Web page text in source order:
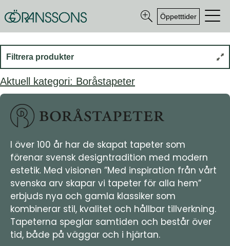
Öppetttider
Filtrera produkter
Aktuell kategori: Boråstapeter
I över 100 år har de skapat tapeter som
förenar svensk designtradition med modern
estetik. Med visionen ”Med inspiration från vårt
svenska arv skapar vi tapeter för alla hem”
erbjuds nya och gamla klassiker som
kombinerar stil, kvalitet och hållbar tillverkning.
Tapeterna speglar samtiden och består över
tid, både på väggar och i hjärtan.